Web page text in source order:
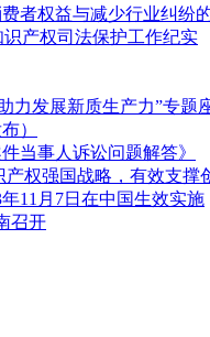
者权益与减少行业纠纷
产权司法保护工作纪实
力发展新质生产力”专题
）
当事人诉讼问题解答》
权强国战略，有效支撑
11月7日在中国生效实施
召开